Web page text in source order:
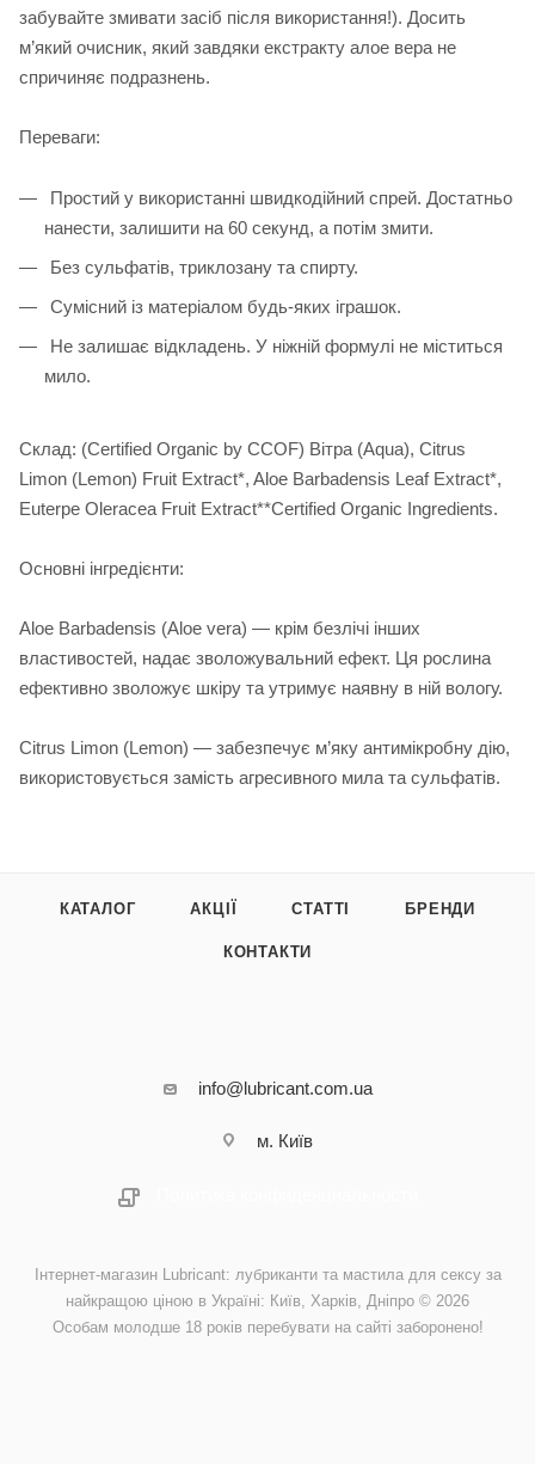
забувайте змивати засіб після використання!). Досить
м’який очисник, який завдяки екстракту алое вера не
спричиняє подразнень.
Переваги:
Простий у використанні швидкодійний спрей. Достатньо
нанести, залишити на 60 секунд, а потім змити.
Без сульфатів, триклозану та спирту.
Сумісний із матеріалом будь-яких іграшок.
Не залишає відкладень. У ніжній формулі не міститься
мило.
Склад: (Certified Organic by CCOF) Вітра (Aqua), Citrus
Limon (Lemon) Fruit Extract*, Aloe Barbadensis Leaf Extract*,
Euterpe Oleracea Fruit Extract**Certified Organic Ingredients.
Основні інгредієнти:
Aloe Barbadensis (Aloe vera) — крім безлічі інших
властивостей, надає зволожувальний ефект. Ця рослина
ефективно зволожує шкіру та утримує наявну в ній вологу.
Citrus Limon (Lemon) — забезпечує м’яку антимікробну дію,
використовується замість агресивного мила та сульфатів.
КАТАЛОГ АКЦІЇ СТАТТІ БРЕНДИ
КОНТАКТИ
info@lubricant.com.ua
м. Київ
Інтернет-магазин Lubricant: лубриканти та мастила для сексу за
найкращою ціною в Україні: Київ, Харків, Дніпро © 2026
Особам молодше 18 років перебувати на сайті заборонено!